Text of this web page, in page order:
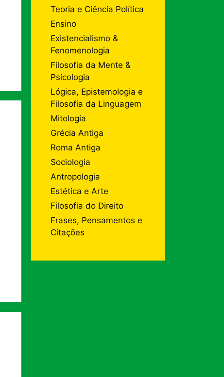
Teoria e Ciência Política
Ensino
Existencialismo &
Fenomenologia
Filosofia da Mente &
Psicologia
Lógica, Epistemologia e
Filosofia da Linguagem
Mitologia
Grécia Antiga
Roma Antiga
Sociologia
Antropologia
Estética e Arte
Filosofia do Direito
Frases, Pensamentos e
Citações